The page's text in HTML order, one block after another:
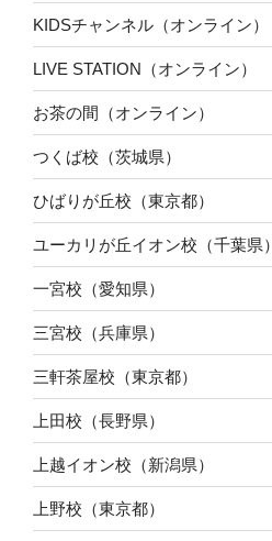
KIDSチャンネル（オンライン）
LIVE STATION（オンライン）
お茶の間（オンライン）
つくば校（茨城県）
ひばりが丘校（東京都）
ユーカリが丘イオン校（千葉県）
一宮校（愛知県）
三宮校（兵庫県）
三軒茶屋校（東京都）
上田校（長野県）
上越イオン校（新潟県）
上野校（東京都）